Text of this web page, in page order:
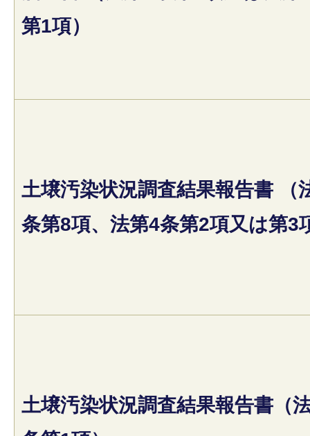
第1項）
土壌汚染状況調査結果報告書 （
条第8項、法第4条第2項又は第3
土壌汚染状況調査結果報告書（